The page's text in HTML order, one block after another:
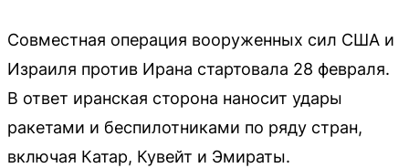
Совместная операция вооруженных сил США и
Израиля против Ирана стартовала 28 февраля.
В ответ иранская сторона наносит удары
ракетами и беспилотниками по ряду стран,
включая Катар, Кувейт и Эмираты.